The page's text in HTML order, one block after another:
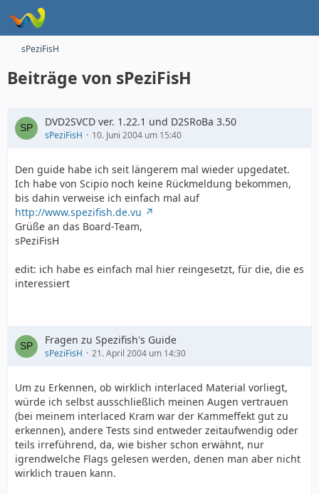
sPeziFisH
Beiträge von sPeziFisH
DVD2SVCD ver. 1.22.1 und D2SRoBa 3.50
sPeziFisH 10. Juni 2004 um 15:40
Den guide habe ich seit längerem mal wieder upgedatet.
Ich habe von Scipio noch keine Rückmeldung bekommen,
bis dahin verweise ich einfach mal auf
http://www.spezifish.de.vu
Grüße an das Board-Team,
sPeziFisH
edit: ich habe es einfach mal hier reingesetzt, für die, die es
interessiert
Fragen zu Spezifish's Guide
sPeziFisH 21. April 2004 um 14:30
Um zu Erkennen, ob wirklich interlaced Material vorliegt,
würde ich selbst ausschließlich meinen Augen vertrauen
(bei meinem interlaced Kram war der Kammeffekt gut zu
erkennen), andere Tests sind entweder zeitaufwendig oder
teils irreführend, da, wie bisher schon erwähnt, nur
igrendwelche Flags gelesen werden, denen man aber nicht
wirklich trauen kann.